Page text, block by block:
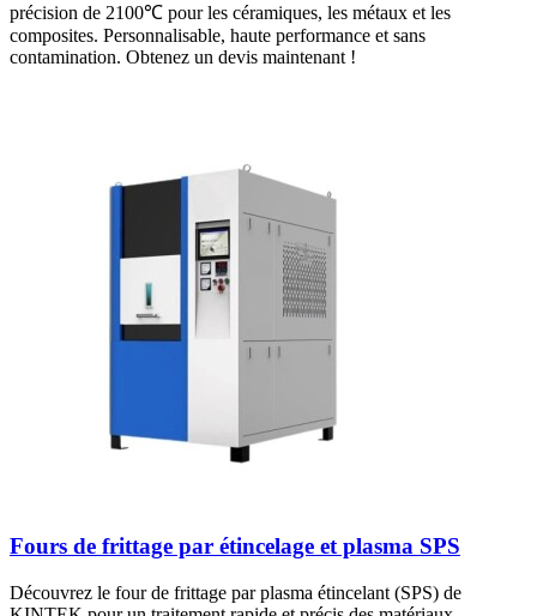
précision de 2100℃ pour les céramiques, les métaux et les
composites. Personnalisable, haute performance et sans
contamination. Obtenez un devis maintenant !
Fours de frittage par étincelage et plasma SPS
Découvrez le four de frittage par plasma étincelant (SPS) de